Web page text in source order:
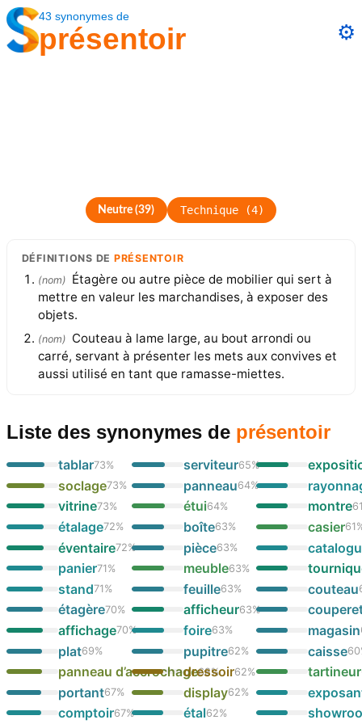
43 synonymes de
présentoir ⚙️
Neutre (39) Technique(4)
DÉFINITIONS DE PRÉSENTOIR
(nom) Étagère ou autre pièce de mobilier qui sert à
mettre en valeur les marchandises, à exposer des
objets.
(nom) Couteau à lame large, au bout arrondi ou
carré, servant à présenter les mets aux convives et
aussi utilisé en tant que ramasse-miettes.
Liste des synonymes de présentoir
tablar73%
soclage73%
vitrine73%
étalage72%
éventaire72%
panier71%
stand71 %
étagère70%
affichage70%
plat69%
panneau d’accrochage68%
portant67%
comptoir67%
serviteur65%
panneau64%
étui64%
boîte63%
pièce63%
meuble63%
feuille63%
afficheur63%
foire63%
pupitre62%
dressoir62%
display62%
étal62%
montre
casier61
couteau
magasin
caisse60
tartineur